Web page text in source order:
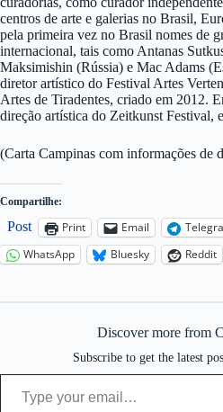
centros de arte e galerias no Brasil,
pela primeira vez no Brasil nomes de
internacional, tais como Antanas
Maksimishin (Rússia) e Mac Adams
diretor artístico do Festival Artes
Artes de Tiradentes, criado em 2012.
direção artística do Zeitkunst Festival,
(Carta Campinas com informações de
Compartilhe:
Post Print Email
WhatsApp
Bluesky Reddit
Discover more from
Subscribe to get the latest
Type your email…